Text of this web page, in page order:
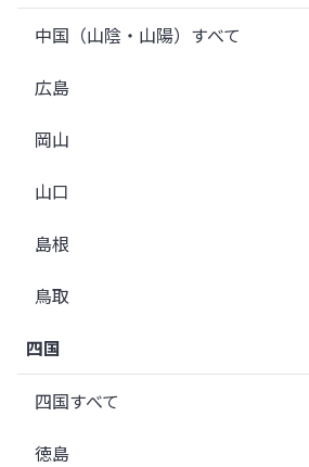
中国（山陰・山陽）すべて
広島
岡山
山口
島根
鳥取
四国
四国すべて
徳島